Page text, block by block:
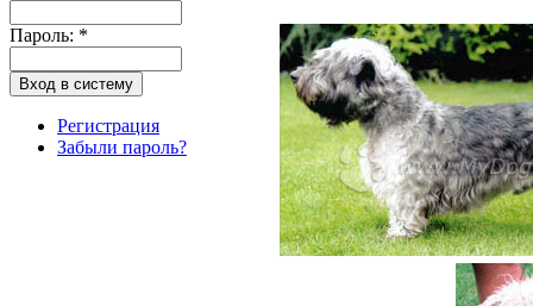
Пароль: *
Регистрация
Забыли пароль?